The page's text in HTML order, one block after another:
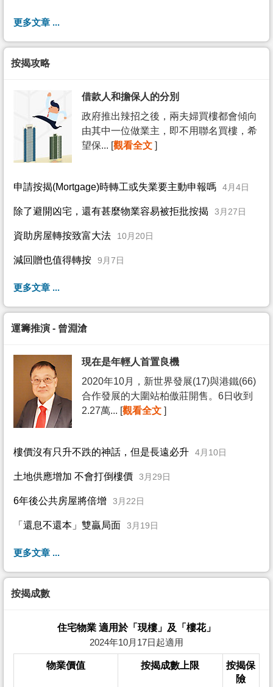
更多文章 ...
按揭攻略
借款人和擔保人的分別
政府推出辣招之後，兩夫婦買樓都會傾向
由其中一位做業主，即不用聯名買樓，希
望保... [觀看全文 ]
申請按揭(Mortgage)時轉工或失業要主動申報嗎 4月4日
除了避開凶宅，還有甚麼物業容易被拒批按揭 3月27日
資助房屋轉按致富大法 10月20日
減回贈也值得轉按 9月7日
更多文章 ...
運籌推演 - 曾淵滄
現在是年輕人首置良機
2020年10月，新世界發展(17)與港鐵(66)
合作發展的大圍站柏傲莊開售。6日收到
2.27萬... [觀看全文 ]
樓價沒有只升不跌的神話，但是長遠必升 4月10日
土地供應增加 不會打倒樓價 3月29日
6年後公共房屋將倍增 3月22日
「還息不還本」雙贏局面 3月19日
更多文章 ...
按揭成數
住宅物業 適用於「現樓」及「樓花」
2024年10月17日起適用
物業價值 按揭成數上限
按揭保
險